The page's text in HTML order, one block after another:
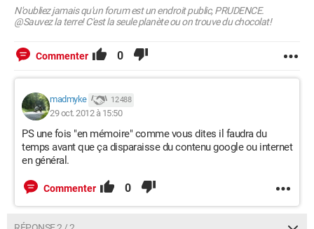
N'oubliez jamais qu'un forum est un endroit public, PRUDENCE.
@Sauvez la terre! C'est la seule planète ou on trouve du chocolat!
Commenter 0
madmyke 12 488
29 oct. 2012 à 15:50
PS une fois "en mémoire" comme vous dites il faudra du
temps avant que ça disparaisse du contenu google ou internet
en général.
Commenter 0